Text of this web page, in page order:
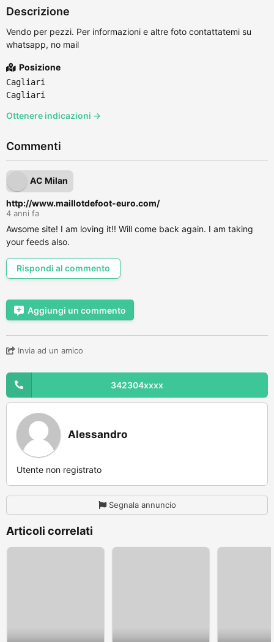
Descrizione
Vendo per pezzi. Per informazioni e altre foto contattatemi su
whatsapp, no mail
Posizione
Cagliari
Cagliari
Ottenere indicazioni →
Commenti
AC Milan
http://www.maillotdefoot-euro.com/
4 anni fa
Awsome site! I am loving it!! Will come back again. I am taking
your feeds also.
Rispondi al commento
Aggiungi un commento
Invia ad un amico
342304xxxx
Alessandro
Utente non registrato
Segnala annuncio
Articoli correlati